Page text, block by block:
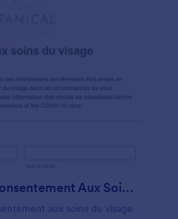
Formulaire De Consentement Aux Soins Du Visage COVID 19
aux soins du visage